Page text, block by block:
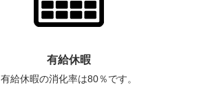
有給休暇
有給休暇の消化率は80％です。